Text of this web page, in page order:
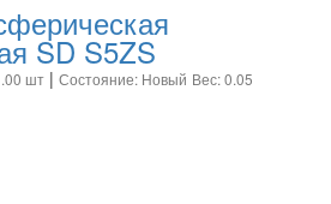
SD S5ZS
шт | Состояние: Новый Вес: 0.05